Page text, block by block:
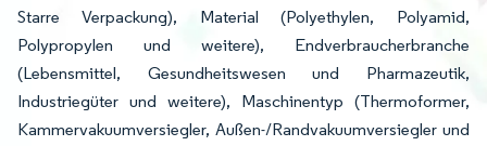
Starre Verpackung), Material (Polyethylen, Polyamid,
Polypropylen und weitere), Endverbraucherbranche
(Lebensmittel, Gesundheitswesen und Pharmazeutik,
Industriegüter und weitere), Maschinentyp (Thermoformer,
Kammervakuumversiegler, Außen-/Randvakuumversiegler und